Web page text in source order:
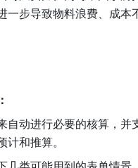
步导致物料浪费、成本
自动进行必要的核算，
和推算。